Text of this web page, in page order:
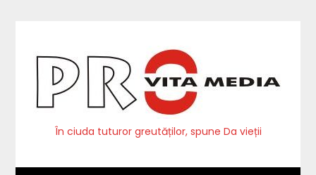
În ciuda tuturor greutăților, spune Da vieții